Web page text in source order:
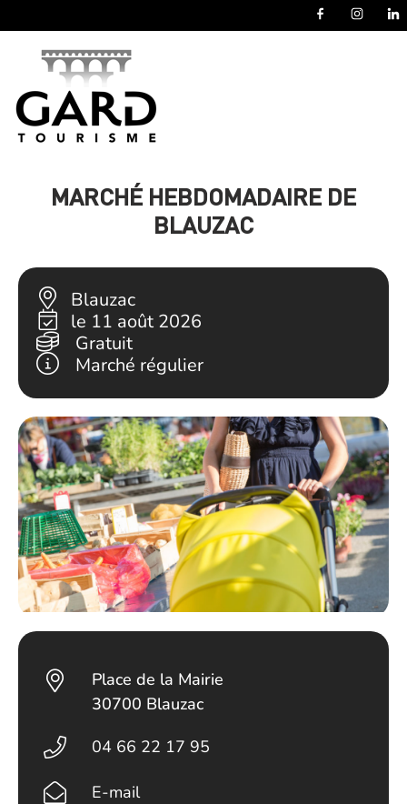
MARCHÉ HEBDOMADAIRE DE
BLAUZAC
Blauzac
le 11 août 2026
Gratuit
Marché régulier
Place de la Mairie
30700 Blauzac
04 66 22 17 95
E-mail